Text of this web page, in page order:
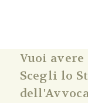
Vuoi
Scegli lo